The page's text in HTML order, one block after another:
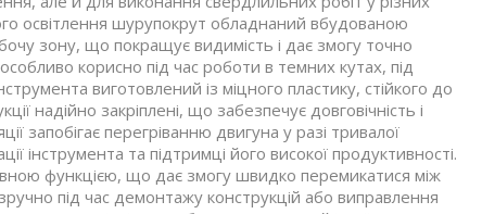
освітлення шурупокрут обладнаний вбудованою
зону, що покращує видимість і дає змогу точно
корисно під час роботи в темних кутах, під
виготовлений із міцного пластику, стійкого до
надійно закріплені, що забезпечує довговічність і
запобігає перегріванню двигуна у разі тривалої
інструмента та підтримці його високої продуктивності.
функцією, що дає змогу швидко перемикатися між
під час демонтажу конструкцій або виправлення